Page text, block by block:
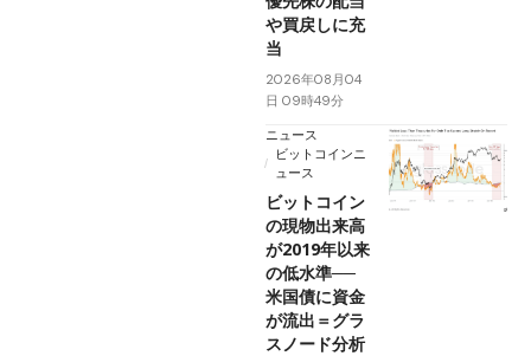
や買戻しに充
当
2026年08月04
日 09時49分
ニュース
ビットコインニ
ュース
ビットコイン
の現物出来高
が2019年以来
の低水準──
米国債に資金
が流出＝グラ
スノード分析